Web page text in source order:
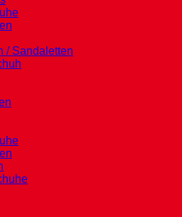
/ Sandaletten